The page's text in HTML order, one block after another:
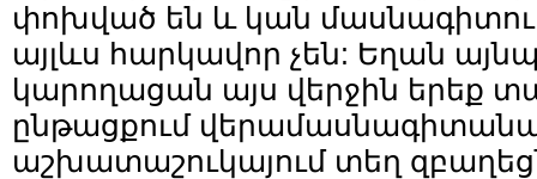
փոխված են և կան
այլևս հարկավոր չեն: Եղան
կարողացան այս վերջին երեք
ընթացքում
աշխատաշուկայում տեղ